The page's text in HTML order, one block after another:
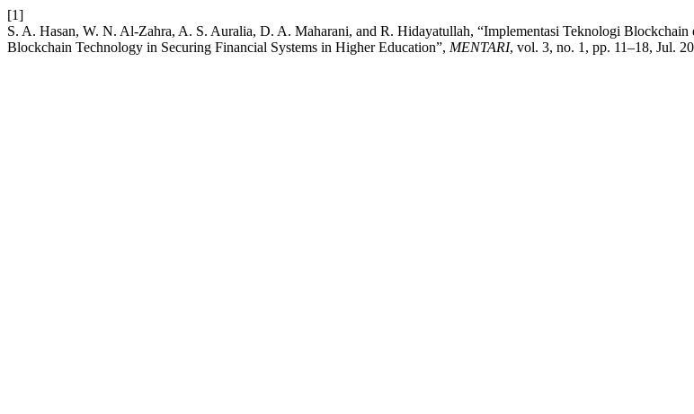
[1]
S. A. Hasan, W. N. Al-Zahra, A. S. Auralia, D. A. Maharani, and R. Hidayatullah, “Implementasi Teknologi Blockchain
Blockchain Technology in Securing Financial Systems in Higher Education”, MENTARI, vol. 3, no. 1, pp. 11–18, Jul.